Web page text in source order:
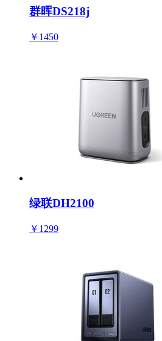
群晖DS218j
￥1450
绿联DH2100
￥1299